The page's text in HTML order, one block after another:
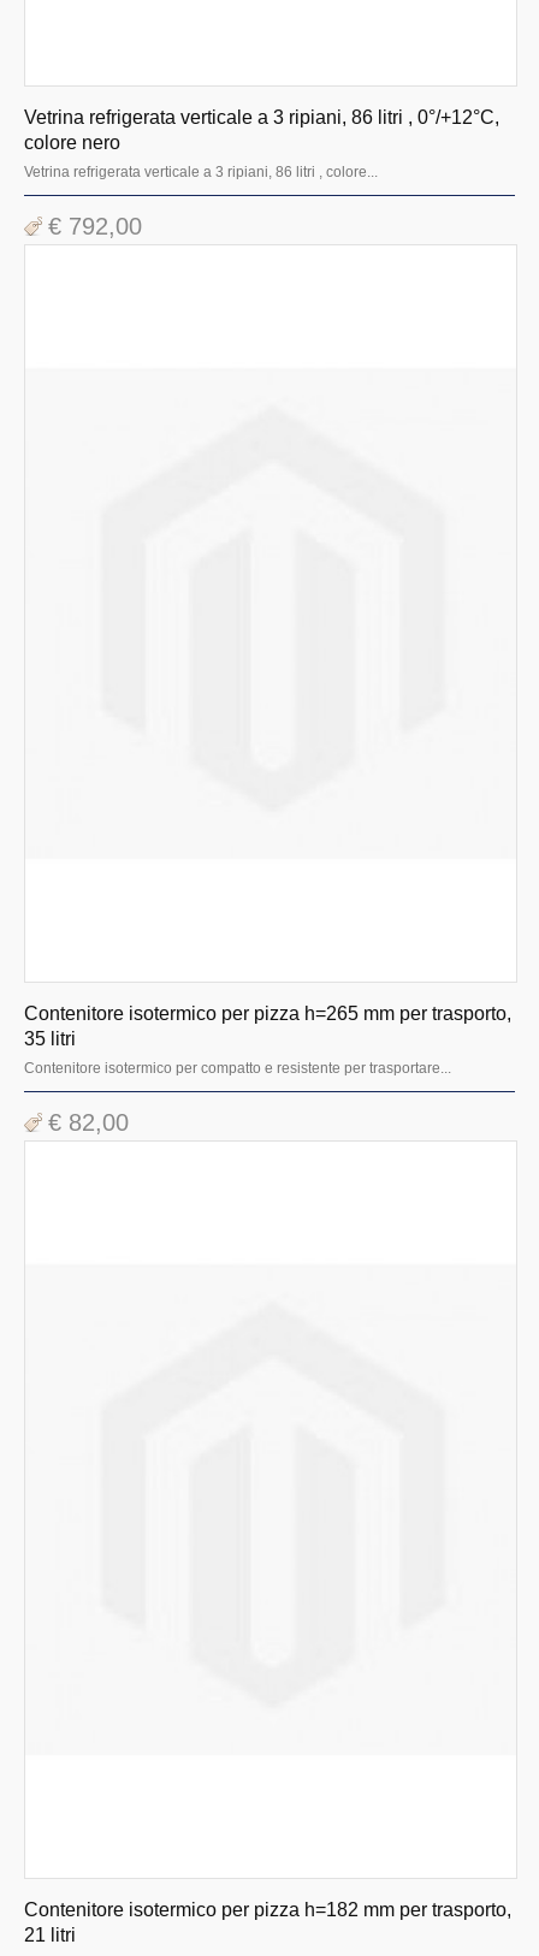
Vetrina refrigerata verticale a 3 ripiani, 86 litri , 0°/+12°C,
colore nero
Vetrina refrigerata verticale a 3 ripiani, 86 litri , colore...
€ 792,00
Contenitore isotermico per pizza h=265 mm per trasporto,
35 litri
Contenitore isotermico per compatto e resistente per trasportare...
€ 82,00
Contenitore isotermico per pizza h=182 mm per trasporto,
21 litri